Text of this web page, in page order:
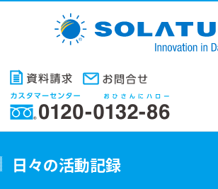
日々の活動記録